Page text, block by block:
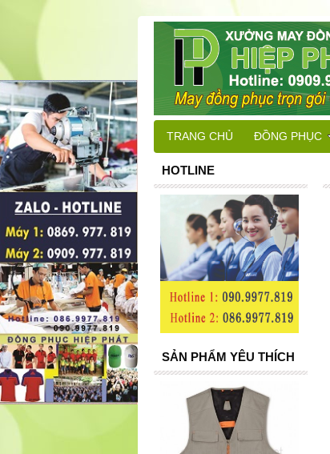
HOTLINE
SẢN PHẨM YÊU THÍCH
TRANG CHỦ ĐỒNG PHỤC